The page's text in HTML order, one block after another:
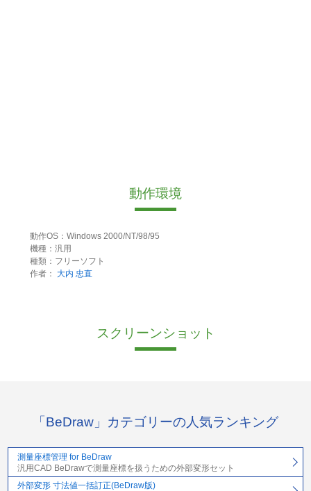
動作環境
動作OS：Windows 2000/NT/98/95
機種：汎用
種類：フリーソフト
作者： 大内 忠直
スクリーンショット
「BeDraw」カテゴリーの人気ランキング
測量座標管理 for BeDraw
汎用CAD BeDrawで測量座標を扱うための外部変形セット
外部変形 寸法値一括訂正(BeDraw版)